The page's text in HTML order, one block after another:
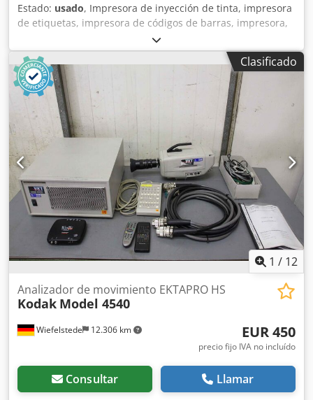
Estado: usado, Impresora de inyección de tinta, impresora
de etiquetas, impresora de códigos de barras, impresora,
sistema de etiquetado logístico, impresora inkjet,
impresora térmica de inyección de tinta, unidad de control
para impresora de inyección de tinta -Estado: sin
comprobar, mensaje en pantalla -El equipo debe ser
limpiado- -Entrega: en estado actual según inspección -
Fabricante: Keyence, impresora inkjet con accesorios -Tipo:
MK-G1000 -Pantalla táctil: MK-P5 -Componentes/accesorios
individuales: véanse fotos -Oferta/precio: conjunto
completo -Dimensiones de transporte: 465/380/alto 630
mm Djdpfx Akeykpg Toiekr -Peso: 58 kg
Clasificado
1 / 12
Wiefelstede 12.306 km
Analizador de movimiento EKTAPRO HS
Kodak Model 4540
EUR 450
precio fijo IVA no incluído
Consultar Llamar